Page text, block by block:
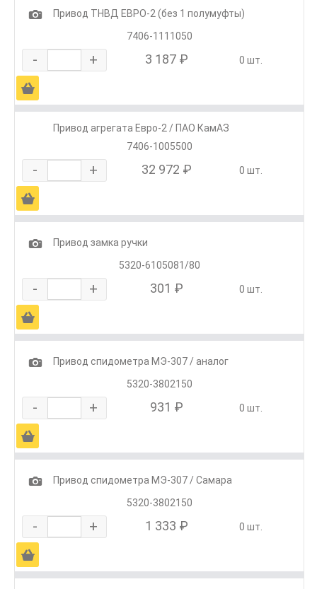
1
Привод ТНВД ЕВРО-2 (без 1 полумуфты)
7406-1111050
- + 3 187 ₽ 0 шт.
Ä
Привод агрегата Евро-2 / ПАО КамАЗ
7406-1005500
- + 32 972 ₽ 0 шт.
Ä
1
Привод замка ручки
5320-6105081/80
- + 301 ₽ 0 шт.
Ä
1
Привод спидометра МЭ-307 / аналог
5320-3802150
- + 931 ₽ 0 шт.
Ä
1
Привод спидометра МЭ-307 / Самара
5320-3802150
- + 1 333 ₽ 0 шт.
Ä